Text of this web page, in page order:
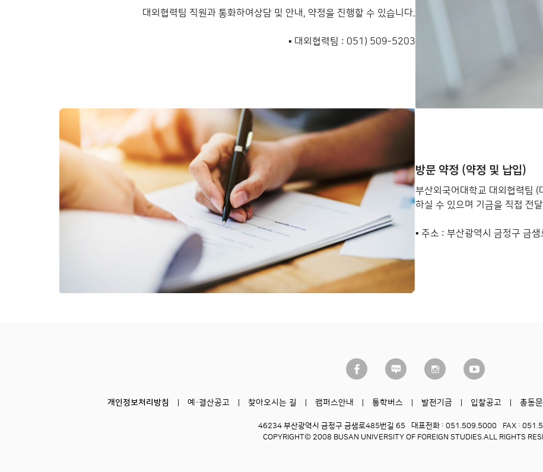
대외협력팀 직원과 통화하여상담 및 안내, 약정을 진행할 수 있습니다.
▪ 대외협력팀 : 051) 509-5203
방문 약정 (약정 및 납입)
부산외국어대학교 대외협력팀
하실 수 있으며 기금을 직접 전
▪ 주소 : 부산광역시 금정구 금
개인정보처리방침 예·결산공고 찾아오시는 길 캠퍼스안내 통학버스 발전기금 입찰공고 총동
46234 부산광역시 금정구 금샘로485번길 65 대표전화 : 051.509.5000
FAX :
COPYRIGHT© 2008 BUSAN UNIVERSITY OF FOREIGN STUDIES. ALL RIGHTS